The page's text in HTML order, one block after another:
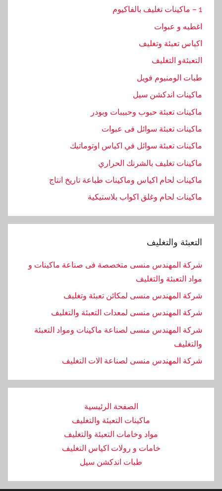
1 – ماكينات تغليف بالفاكيوم
اغطيه و عبوات
اكياس تعبئة وتغليف
التعبئةو التغليف
طبات الومنيوم فويل
ماكينات اندكشن سيل
ماكينات تعبئة حبوب وحبيبات وبودر
ماكينات تعبئة سوائل فى عبوات
ماكينات تعبئة سوائل في اكياس اوتوماتيك
ماكينات تغليف بالشرنك الحراري
ماكينات لحام اكياس وماكينات طباعة تاريخ انتاج
ماكينات لحام وغلق اكواب بلاستيكية
التعبئة والتغليف
شركة المهندس منسى متخصصة فى صناعة ماكينات و
مواد التعبئة والتغليف
شركة المهندس منسى لمكائن تعبئة وتغليف
شركة المهندس منسى لمعدات التعبئة والتغليف
شركة المهندس منسى لصناعة ماكينات ومواد التعبئة
والتغليف
‏شركة المهندس منسى لصناعة الات التغليف
الصفحة الرئيسية
ماكينات التعبئة والتغليف
مواد وخامات التعبئة والتغليف
خامات و رولات اكياس التغليف
طبات اندكشن سيل